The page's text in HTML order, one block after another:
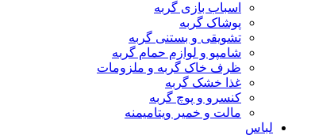
اسباب بازی گربه
پوشاک گربه
تشویقی و بستنی گربه
شامپو و لوازم حمام گربه
ظرف خاک گربه و ملزومات
غذا خشک گربه
کنسرو و پوچ گربه
مالت و خمیر ویتامیمنه
لباس